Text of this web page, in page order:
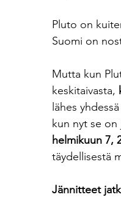
Pluto on
Suomi on
Mutta kun
keskitaivasta,
lähes
kun nyt se
helmikuun 7,
täydellisestä
Jännitteet